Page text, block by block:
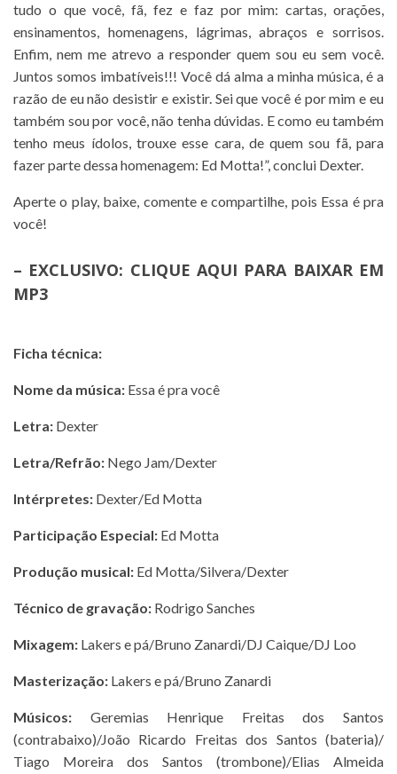
tudo o que você, fã, fez e faz por mim: cartas, orações,
ensinamentos, homenagens, lágrimas, abraços e sorrisos.
Enfim, nem me atrevo a responder quem sou eu sem você.
Juntos somos imbatíveis!!! Você dá alma a minha música, é a
razão de eu não desistir e existir. Sei que você é por mim e eu
também sou por você, não tenha dúvidas. E como eu também
tenho meus ídolos, trouxe esse cara, de quem sou fã, para
fazer parte dessa homenagem: Ed Motta!”, conclui Dexter.
Aperte o play, baixe, comente e compartilhe, pois Essa é pra
você!
– EXCLUSIVO: CLIQUE AQUI PARA BAIXAR EM
MP3
Ficha técnica:
Nome da música: Essa é pra você
Letra: Dexter
Letra/Refrão: Nego Jam/Dexter
Intérpretes: Dexter/Ed Motta
Participação Especial: Ed Motta
Produção musical: Ed Motta/Silvera/Dexter
Técnico de gravação: Rodrigo Sanches
Mixagem: Lakers e pá/Bruno Zanardi/DJ Caique/DJ Loo
Masterização: Lakers e pá/Bruno Zanardi
Músicos: Geremias Henrique Freitas dos Santos
(contrabaixo)/João Ricardo Freitas dos Santos (bateria)/
Tiago Moreira dos Santos (trombone)/Elias Almeida